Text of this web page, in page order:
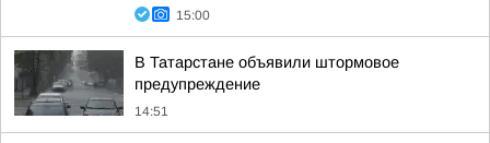
15:00
В Татарстане объявили штормовое
предупреждение
14:51